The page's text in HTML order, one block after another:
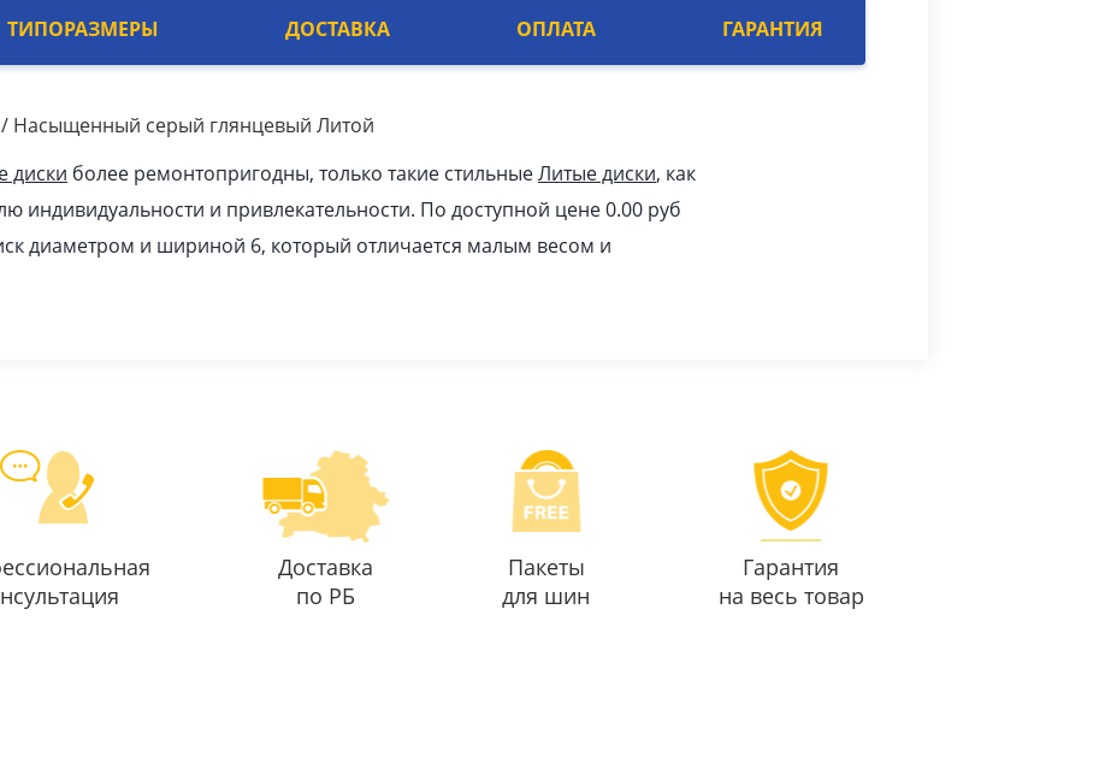
ТИПОРАЗМЕРЫ ДОСТАВКА ОПЛАТА ГАРАНТИЯ
/ Насыщенный серый глянцевый Литой
диски более ремонтопригодны, только такие стильныеЛитые диски, как
индивидуальности и привлекательности. По доступной цене 0.00 pуб
диаметром и шириной 6, который отличается малым весом и
Доставка
по РБ
Пакеты
для шин
Гарантия
на весь товар